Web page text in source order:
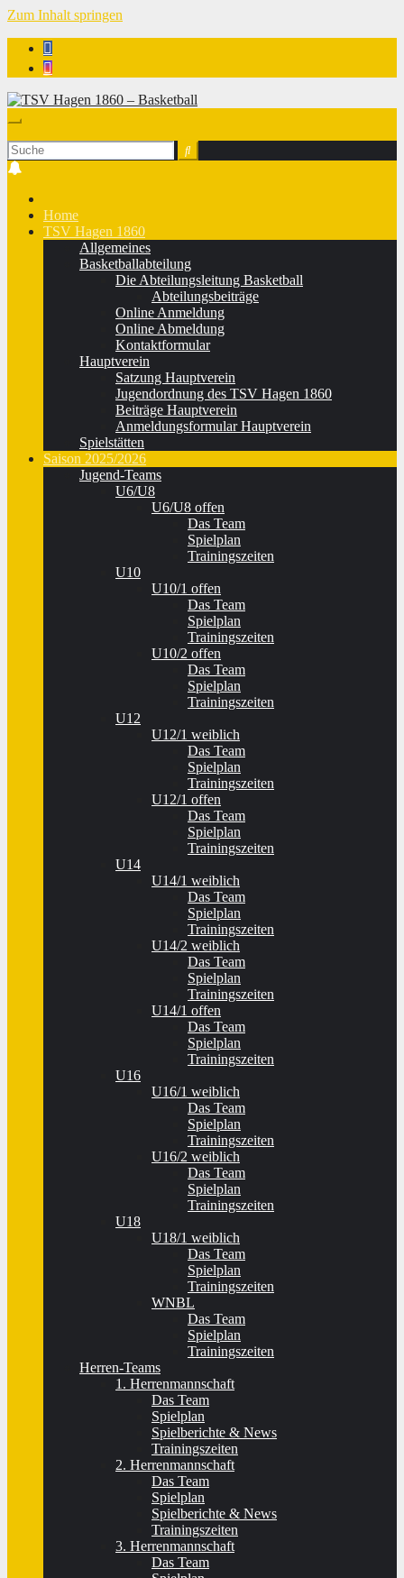
Zum Inhalt springen
Home
TSV Hagen 1860
Allgemeines
Basketballabteilung
Die Abteilungsleitung Basketball
Abteilungsbeiträge
Online Anmeldung
Online Abmeldung
Kontaktformular
Hauptverein
Satzung Hauptverein
Jugendordnung des TSV Hagen 1860
Beiträge Hauptverein
Anmeldungsformular Hauptverein
Spielstätten
Saison 2025/2026
Jugend-Teams
U6/U8
U6/U8 offen
Das Team
Spielplan
Trainingszeiten
U10
U10/1 offen
Das Team
Spielplan
Trainingszeiten
U10/2 offen
Das Team
Spielplan
Trainingszeiten
U12
U12/1 weiblich
Das Team
Spielplan
Trainingszeiten
U12/1 offen
Das Team
Spielplan
Trainingszeiten
U14
U14/1 weiblich
Das Team
Spielplan
Trainingszeiten
U14/2 weiblich
Das Team
Spielplan
Trainingszeiten
U14/1 offen
Das Team
Spielplan
Trainingszeiten
U16
U16/1 weiblich
Das Team
Spielplan
Trainingszeiten
U16/2 weiblich
Das Team
Spielplan
Trainingszeiten
U18
U18/1 weiblich
Das Team
Spielplan
Trainingszeiten
WNBL
Das Team
Spielplan
Trainingszeiten
Herren-Teams
1. Herrenmannschaft
Das Team
Spielplan
Spielberichte & News
Trainingszeiten
2. Herrenmannschaft
Das Team
Spielplan
Spielberichte & News
Trainingszeiten
3. Herrenmannschaft
Das Team